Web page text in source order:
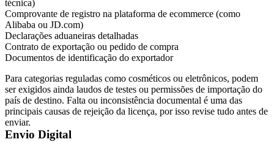
técnica)
Comprovante de registro na plataforma de ecommerce (como
Alibaba ou JD.com)
Declarações aduaneiras detalhadas
Contrato de exportação ou pedido de compra
Documentos de identificação do exportador
Para categorias reguladas como cosméticos ou eletrônicos, podem
ser exigidos ainda laudos de testes ou permissões de importação do
país de destino. Falta ou inconsistência documental é uma das
principais causas de rejeição da licença, por isso revise tudo antes de
enviar.
Envio Digital